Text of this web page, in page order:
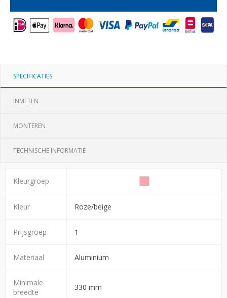
SPECIFICATIES
INMETEN
MONTEREN
TECHNISCHE INFORMATIE
Kleurgroep
Kleur Roze/beige
Prijsgroep 1
Materiaal Aluminium
Minimale
breedte
330 mm